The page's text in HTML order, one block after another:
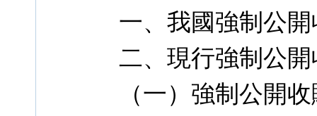
一、我國強制公
二、現行強制公
（一）強制公開